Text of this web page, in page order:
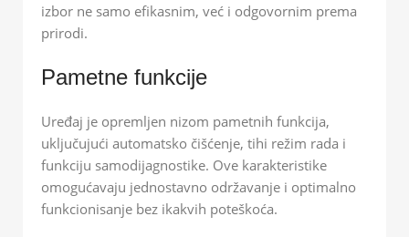
izbor ne samo efikasnim, već i odgovornim prema
prirodi.
Pametne funkcije
Uređaj je opremljen nizom pametnih funkcija,
uključujući automatsko čišćenje, tihi režim rada i
funkciju samodijagnostike. Ove karakteristike
omogućavaju jednostavno održavanje i optimalno
funkcionisanje bez ikakvih poteškoća.